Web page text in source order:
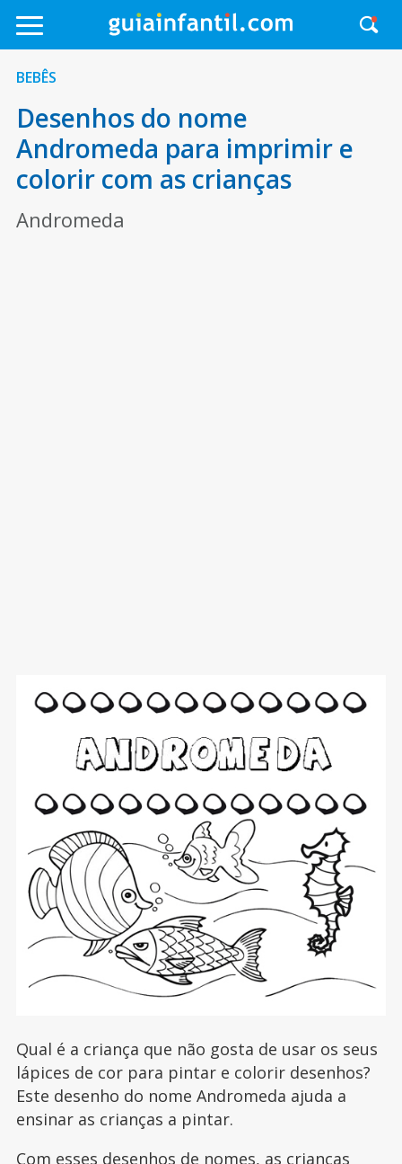
BEBÊS
Desenhos do nome
Andromeda para imprimir e
colorir com as crianças
Andromeda
Qual é a criança que não gosta de usar os seus
lápices de cor para pintar e colorir desenhos?
Este desenho do nome Andromeda ajuda a
ensinar as crianças a pintar.
Com esses desenhos de nomes, as crianças